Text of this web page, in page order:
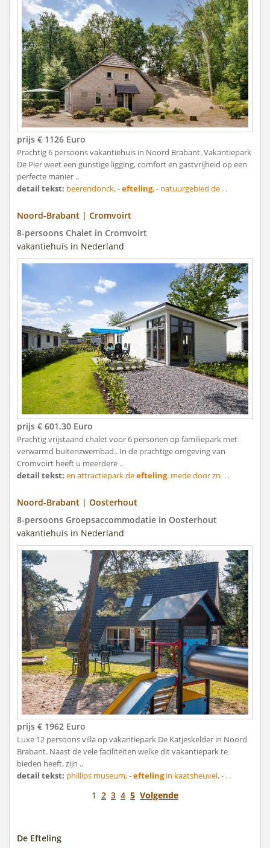
prijs € 1126 Euro
Prachtig 6 persoons vakantiehuis in Noord Brabant. Vakantiepark
De Pier weet een gunstige ligging, comfort en gastvrijheid op een
perfecte manier ..
detail tekst: beerendonck, -efteling, - natuurgebied de . .
Noord-Brabant | Cromvoirt
8-persoons Chalet in Cromvoirt
vakantiehuis in Nederland
prijs € 601.30 Euro
Prachtig vrijstaand chalet voor 6 personen op familiepark met
verwarmd buitenzwembad.. In de prachtige omgeving van
Cromvoirt heeft u meerdere ..
detail tekst: en attractiepark deefteling. mede door zn . .
Noord-Brabant | Oosterhout
8-persoons Groepsaccommodatie in Oosterhout
vakantiehuis in Nederland
prijs € 1962 Euro
Luxe 12 persoons villa op vakantiepark De Katjeskelder in Noord
Brabant. Naast de vele faciliteiten welke dit vakantiepark te
bieden heeft, zijn ..
detail tekst: phillips museum, -eftelingin kaatsheuvel, - . .
1 2 3 4 5 Volgende
De Efteling